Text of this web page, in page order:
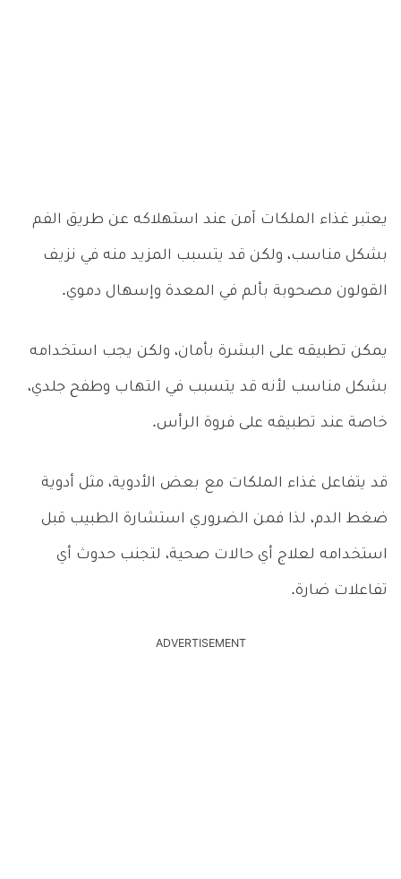
يعتبر غذاء الملكات آمن عند استهلاكه عن طريق الفم
بشكل مناسب، ولكن قد يتسبب المزيد منه في نزيف
القولون مصحوبة بألم في المعدة وإسهال دموي.
يمكن تطبيقه على البشرة بأمان، ولكن يجب استخدامه
بشكل مناسب لأنه قد يتسبب في التهاب وطفح جلدي،
خاصة عند تطبيقه على فروة الرأس.
قد يتفاعل غذاء الملكات مع بعض الأدوية، مثل أدوية
ضغط الدم، لذا فمن الضروري استشارة الطبيب قبل
استخدامه لعلاج أي حالات صحية، لتجنب حدوث أي
تفاعلات ضارة.
ADVERTISEMENT